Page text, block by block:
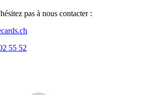
pas à nous contacter :
55 52